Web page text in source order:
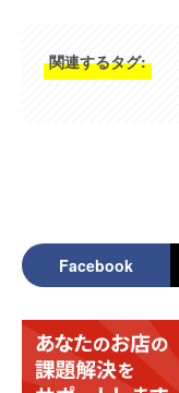
関連するタグ:
Facebook